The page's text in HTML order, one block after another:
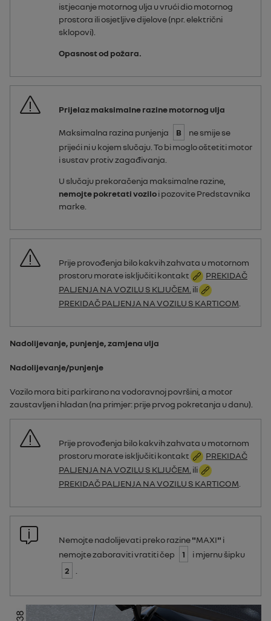
istjecanje motornog ulja u vrući dio motornog
prostora ili osjetljive dijelove (npr. električni
sklopovi).
Opasnost od požara.
Prijelaz maksimalne razine motornog ulja
Maksimalna razina punjenja B
ne smije se
prijeći ni u kojem slučaju. To bi moglo oštetiti motor
i sustav protiv zagađivanja.
U slučaju prekoračenja maksimalne razine,
nemojte pokretati voziloi pozovite Predstavnika
marke.
Prije provođenja bilo kakvih zahvata u motornom
prostoru morate isključiti kontakt
PREKIDAČ
PALJENJA NA VOZILU S KLJUČEM. ili
PREKIDAČ PALJENJA NA VOZILU S KARTICOM
Nadolijevanje, punjenje, zamjena ulja
Nadolijevanje/punjenje
Vozilo mora biti parkirano na vodoravnoj površini, a motor
zaustavljen i hladan (na primjer: prije prvog pokretanja u danu).
Prije provođenja bilo kakvih zahvata u motornom
prostoru morate isključiti kontakt
PREKIDAČ
PALJENJA NA VOZILU S KLJUČEM. ili
PREKIDAČ PALJENJA NA VOZILU S KARTICOM
Nemojte nadolijevati preko razine"MAXI" i
nemojte zaboraviti vratiti čep
1
i mjernu šipku
2